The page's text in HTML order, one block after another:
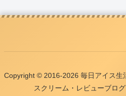
Copyright © 2016-2026 毎日アイス生
スクリーム・レビューブロ